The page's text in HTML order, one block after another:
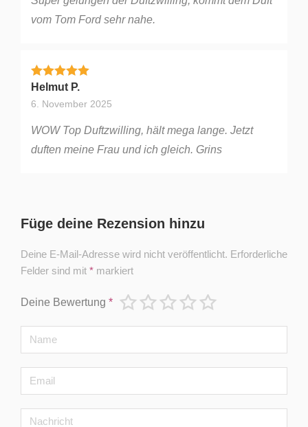
vom Tom Ford sehr nahe.
Bewertet mit
Helmut P.
6. November 2025
WOW Top Duftzwilling, hält mega lange. Jetzt
duften meine Frau und ich gleich. Grins
Füge deine Rezension hinzu
Deine E-Mail-Adresse wird nicht veröffentlicht. Erforderliche
Felder sind mit * markiert
Deine Bewertung *